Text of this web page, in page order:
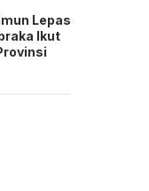
Lepas
Ikut